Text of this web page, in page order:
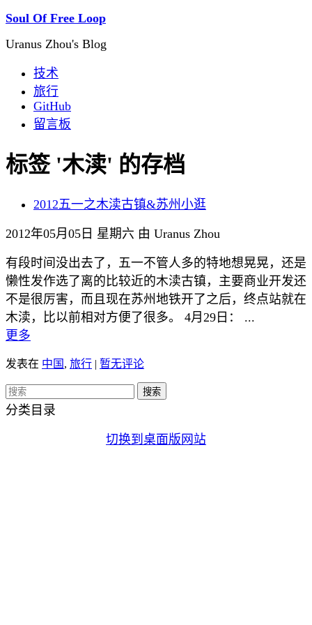
Soul Of Free Loop
Uranus Zhou's Blog
技术
旅行
GitHub
留言板
标签 '木渎' 的存档
2012五一之木渎古镇&苏州小逛
2012年05月05日 星期六 由 Uranus Zhou
有段时间没出去了，五一不管人多的特地想晃晃，还是
懒性发作选了离的比较近的木渎古镇，主要商业开发还
不是很厉害，而且现在苏州地铁开了之后，终点站就在
木渎，比以前相对方便了很多。 4月29日： ...
更多
发表在 中国 , 旅行 | 暂无评论
分类目录
切换到桌面版网站